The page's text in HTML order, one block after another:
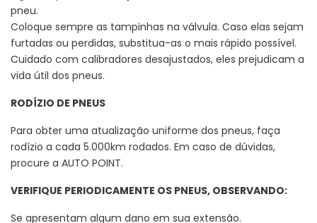
pneu.
Coloque sempre as tampinhas na válvula. Caso elas sejam
furtadas ou perdidas, substitua-as o mais rápido possível.
Cuidado com calibradores desajustados, eles prejudicam a
vida útil dos pneus.
RODÍZIO DE PNEUS
Para obter uma atualização uniforme dos pneus, faça
rodízio a cada 5.000km rodados. Em caso de dúvidas,
procure a AUTO POINT.
VERIFIQUE PERIODICAMENTE OS PNEUS, OBSERVANDO:
Se apresentam algum dano em sua extensão.